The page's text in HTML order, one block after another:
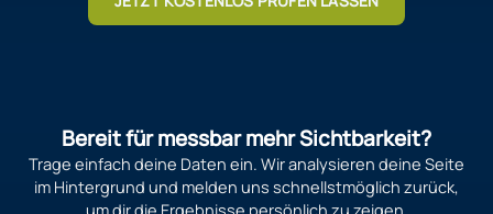
Bereit für messbar mehr Sichtbarkeit?
Trage einfach deine Daten ein. Wir analysieren deine Seite
im Hintergrund und melden uns schnellstmöglich zurück,
um dir die Ergebnisse persönlich zu zeigen.